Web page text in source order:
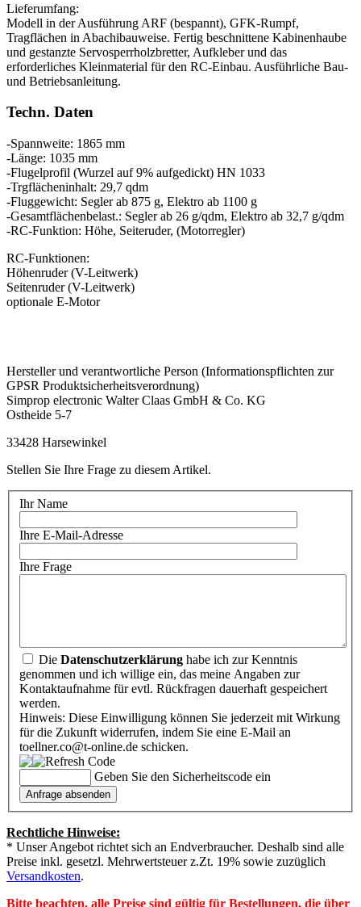
Lieferumfang:
Modell in der Ausführung ARF (bespannt), GFK-Rumpf,
Tragflächen in Abachibauweise. Fertig beschnittene Kabinenhaube
und gestanzte Servosperrholzbretter, Aufkleber und das
erforderliches Kleinmaterial für den RC-Einbau. Ausführliche Bau-
und Betriebsanleitung.
Techn. Daten
-Spannweite: 1865 mm
-Länge: 1035 mm
-Flugelprofil (Wurzel auf 9% aufgedickt) HN 1033
-Trgflächeninhalt: 29,7 qdm
-Fluggewicht: Segler ab 875 g, Elektro ab 1100 g
-Gesamtflächenbelast.: Segler ab 26 g/qdm, Elektro ab 32,7 g/qdm
-RC-Funktion: Höhe, Seiteruder, (Motorregler)
RC-Funktionen:
Höhenruder (V-Leitwerk)
Seitenruder (V-Leitwerk)
optionale E-Motor
Hersteller und verantwortliche Person (Informationspflichten zur
GPSR Produktsicherheitsverordnung)
Simprop electronic Walter Claas GmbH & Co. KG
Ostheide 5-7
33428 Harsewinkel
Stellen Sie Ihre Frage zu diesem Artikel.
Ihr Name
Ihre E-Mail-Adresse
Ihre Frage
Die Datenschutzerklärung habe ich zur Kenntnis
genommen und ich willige ein, das meine Angaben zur
Kontaktaufnahme für evtl. Rückfragen dauerhaft gespeichert
werden.
Hinweis: Diese Einwilligung können Sie jederzeit mit Wirkung
für die Zukunft widerrufen, indem Sie eine E-Mail an
toellner.co@t-online.de schicken.
Geben Sie den Sicherheitscode ein
Rechtliche Hinweise:
* Unser Angebot richtet sich an Endverbraucher. Deshalb sind alle
Preise inkl. gesetzl. Mehrwertsteuer z.Zt. 19% sowie zuzüglich
Versandkosten.
Bitte beachten, alle Preise sind gültig für Bestellungen, die über